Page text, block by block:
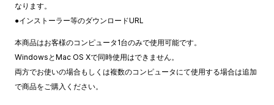
なります。
●インストーラー等のダウンロードURL
本商品はお客様のコンピュータ1台のみで使用可能です。
WindowsとMac OS Xで同時使用はできません。
両方でお使いの場合もしくは複数のコンピュータにて使用する場合は追加
で商品をご購入ください。